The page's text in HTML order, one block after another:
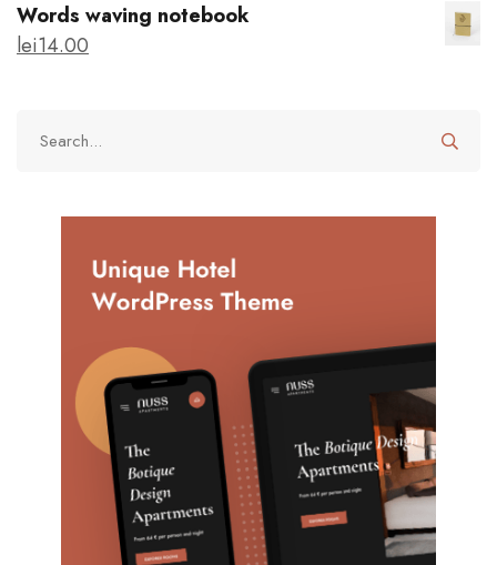
Words waving notebook
lei14.00